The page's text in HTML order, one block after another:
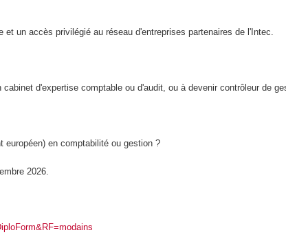
un accès privilégié au réseau d'entreprises partenaires de l'Intec.
d'expertise comptable ou d'audit, ou à devenir contrôleur de
en comptabilité ou gestion ?
2026.